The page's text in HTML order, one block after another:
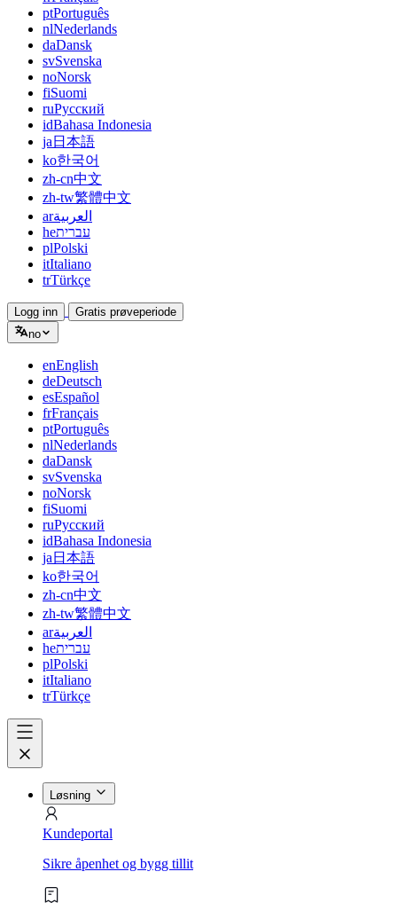
ptPortuguês
nlNederlands
daDansk
svSvenska
noNorsk
fiSuomi
ruРусский
idBahasa Indonesia
ja 日本語
ko한국어
zh-cn中文
zh-tw繁體中文
arالعربية
heעברית
plPolski
itItaliano
trTürkçe
Logg inn
Gratis prøveperiode
no
enEnglish
deDeutsch
esEspañol
frFrançais
ptPortuguês
nlNederlands
daDansk
svSvenska
noNorsk
fiSuomi
ruРусский
idBahasa Indonesia
ja 日本語
ko한국어
zh-cn中文
zh-tw繁體中文
arالعربية
heעברית
plPolski
itItaliano
trTürkçe
Løsning
Kundeportal
Sikre åpenhet og bygg tillit